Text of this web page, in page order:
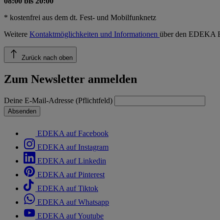
* kostenfrei aus dem dt. Fest- und Mobilfunknetz
Weitere Kontaktmöglichkeiten und Informationen über den EDEKA
Zurück nach oben
Zum Newsletter anmelden
Deine E-Mail-Adresse (Pflichtfeld)
Absenden
EDEKA auf Facebook
EDEKA auf Instagram
EDEKA auf Linkedin
EDEKA auf Pinterest
EDEKA auf Tiktok
EDEKA auf Whatsapp
EDEKA auf Youtube